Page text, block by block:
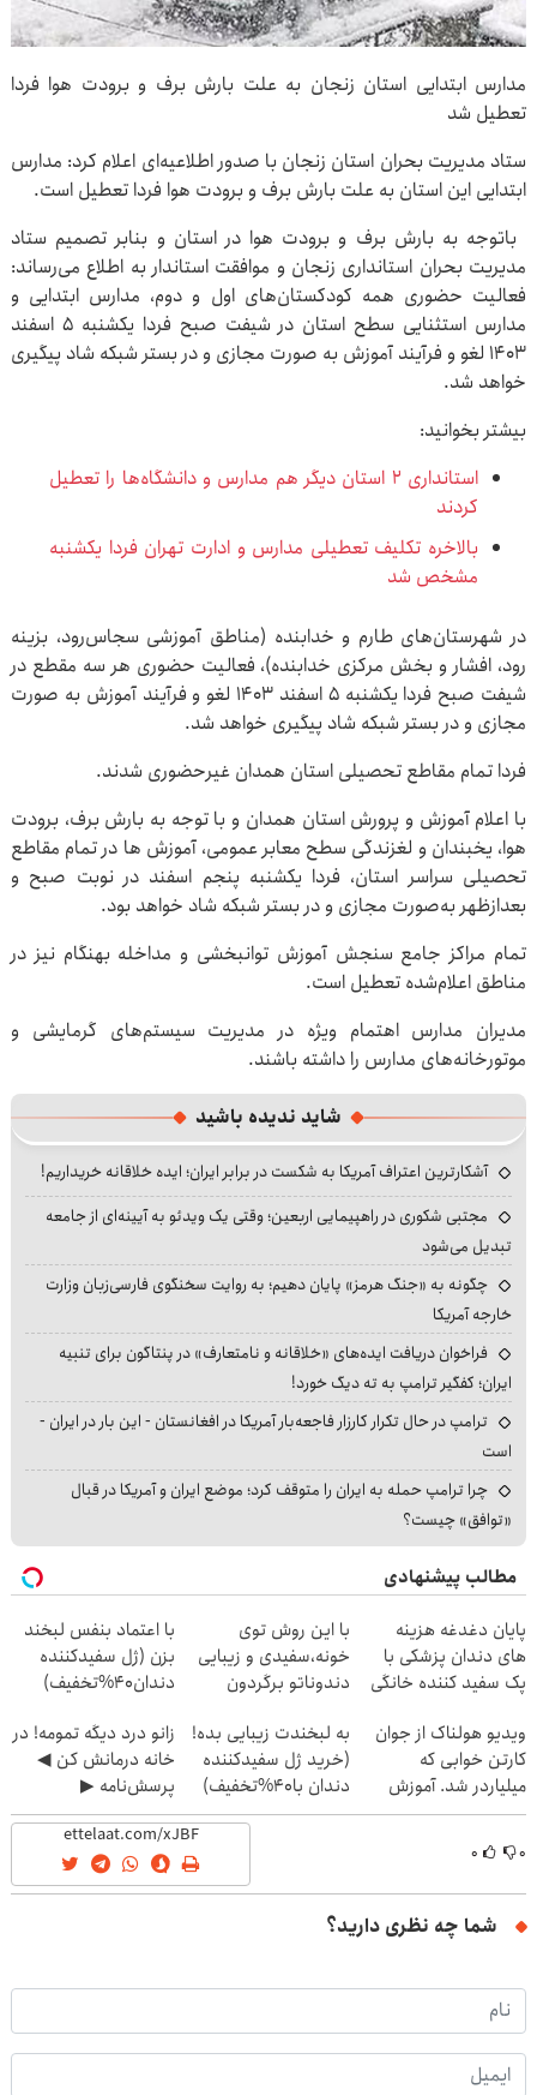
مدارس ابتدایی استان زنجان به علت بارش برف و برودت هوا فردا
تعطیل شد
ستاد مدیریت بحران استان زنجان با صدور اطلاعیه‌ای اعلام کرد: مدارس
ابتدایی این استان به علت بارش برف و برودت هوا فردا تعطیل است.
باتوجه به بارش برف و برودت هوا در استان و بنابر تصمیم ستاد
مدیریت بحران استانداری زنجان و موافقت استاندار به اطلاع می‌رساند:
فعالیت حضوری همه کودکستان‌های اول و دوم، مدارس ابتدایی و
مدارس استثنایی سطح استان در شیفت صبح فردا یکشنبه ۵ اسفند
۱۴۰۳ لغو و فرآیند آموزش به صورت مجازی و در بستر شبکه شاد پیگیری
خواهد شد.
بیشتر بخوانید:
استانداری ۲ استان دیگر هم مدارس و دانشگاه‌ها را تعطیل
کردند
بالاخره تکلیف تعطیلی مدارس و ادارت تهران فردا یکشنبه
مشخص شد
در شهرستان‌های طارم و خدابنده (مناطق آموزشی سجاس‌رود، بزینه
رود، افشار و بخش مرکزی خدابنده)، فعالیت حضوری هر سه مقطع در
شیفت صبح فردا یکشنبه ۵ اسفند ۱۴۰۳ لغو و فرآیند آموزش به صورت
مجازی و در بستر شبکه شاد پیگیری خواهد شد.
فردا تمام مقاطع تحصیلی استان همدان غیرحضوری شدند.
با اعلام آموزش و پرورش استان همدان و با توجه به بارش برف، برودت
هوا، یخبندان و لغزندگی سطح معابر عمومی، آموزش ها در تمام مقاطع
تحصیلی سراسر استان، فردا یکشنبه پنجم اسفند در نوبت صبح و
بعدازظهر به‌صورت مجازی و در بستر شبکه شاد خواهد بود.
تمام مراکز جامع سنجش آموزش توانبخشی و مداخله بهنگام نیز در
مناطق اعلام‌شده تعطیل است.
مدیران مدارس اهتمام ویژه در مدیریت سیستم‌های گرمایشی و
موتورخانه‌های مدارس را داشته باشند.
شاید ندیده باشید
آشکارترین اعتراف آمریکا به شکست در برابر ایران؛ ایده خلاقانه خریداریم!
مجتبی شکوری در راهپیمایی اربعین؛ وقتی یک ویدئو به آیینه‌ای از جامعه
تبدیل می‌شود
چگونه به «جنگ هرمز» پایان دهیم؛ به روایت سخنگوی فارسی‌زبان وزارت
خارجه آمریکا
فراخوان دریافت ایده‌های «خلاقانه و نامتعارف» در پنتاگون برای تنبیه
ایران؛ کفگیر ترامپ به ته دیگ خورد!
ترامپ در حال تکرار کارزار فاجعه‌بار آمریکا در افغانستان - این بار در ایران -
است
چرا ترامپ حمله به ایران را متوقف کرد؛ موضع ایران و آمریکا در قبال
«توافق» چیست؟
مطالب پیشنهادی
پایان دغدغه هزینه
های دندان پزشکی با
پک سفید کننده خانگی
با این روش توی
خونه،سفیدی و زیبایی
دندوناتو برگردون
با اعتماد بنفس لبخند
بزن (ژل سفیدکننده
دندان40%تخفیف)
ویدیو هولناک از جوان
کارتن خوابی که
میلیاردر شد. آموزش
رایگان
به لبخندت زیبایی بده!
(خرید ژل سفیدکننده
دندان با40%تخفیف)
زانو درد دیگه تمومه! در
خانه درمانش کن ◀
پرسش‌نامه ▶
۰ ۰
شما چه نظری دارید؟